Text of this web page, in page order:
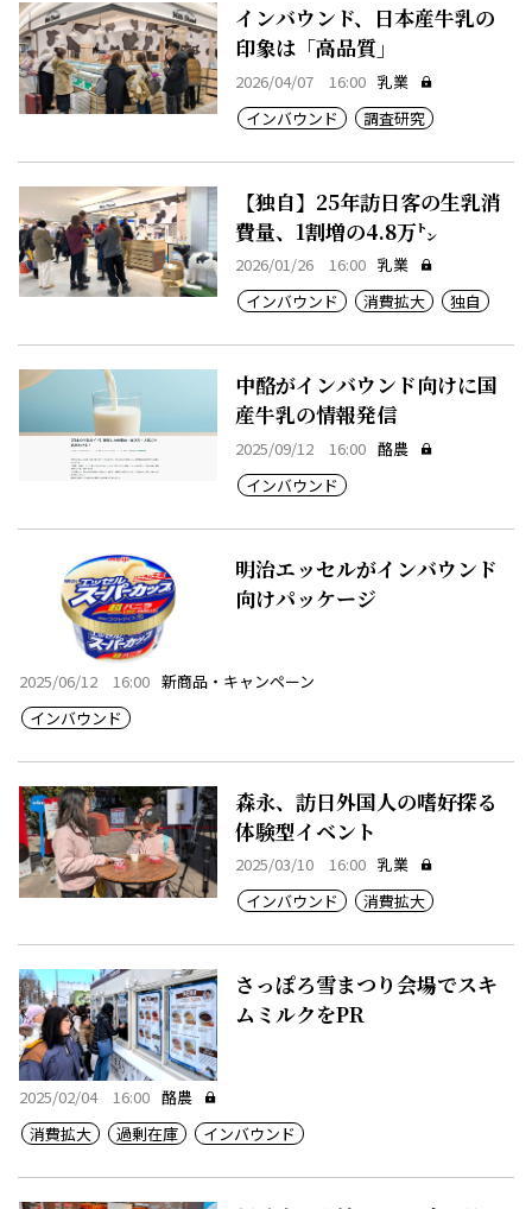
インバウンド、日本産牛乳の
印象は「高品質」
2026/04/07 16:00 乳業
インバウンド
調査研究
【独自】25年訪日客の生乳消
費量、1割増の4.8万㌧
2026/01/26 16:00 乳業
インバウンド
消費拡大 独自
中酪がインバウンド向けに国
産牛乳の情報発信
2025/09/12 16:00 酪農
インバウンド
明治エッセルがインバウンド
向けパッケージ
2025/06/12 16:00 新商品・キャンペーン
インバウンド
森永、訪日外国人の嗜好探る
体験型イベント
2025/03/10 16:00 乳業
インバウンド
消費拡大
さっぽろ雪まつり会場でスキ
ムミルクをPR
2025/02/04 16:00 酪農
消費拡大
過剰在庫 インバウンド